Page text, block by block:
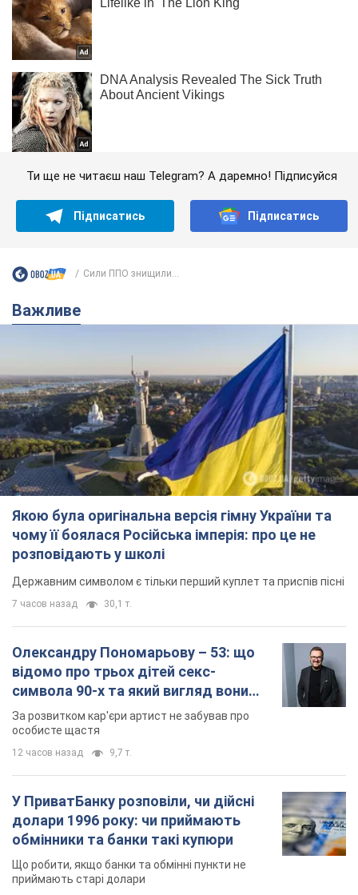
Ти ще не читаєш наш Telegram? А даремно! Підписуйся
Підписатись Підписатись
Сили ППО знищили...
Важливе
Якою була оригінальна версія гімну України та
чому її боялася Російська імперія: про це не
розповідають у школі
Державним символом є тільки перший куплет та приспів пісні
7 часов назад 30,1 т.
Олександру Пономарьову – 53: що
відомо про трьох дітей секс-
символа 90-х та який вигляд вони
мають
За розвитком кар'єри артист не забував про
особисте щастя
12 часов назад 9,7 т.
У ПриватБанку розповіли, чи дійсні
долари 1996 року: чи приймають
обмінники та банки такі купюри
Що робити, якщо банки та обмінні пункти не
приймають старі долари